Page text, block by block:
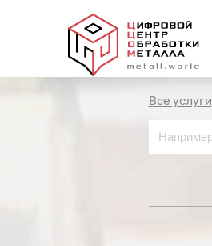
Все услуги